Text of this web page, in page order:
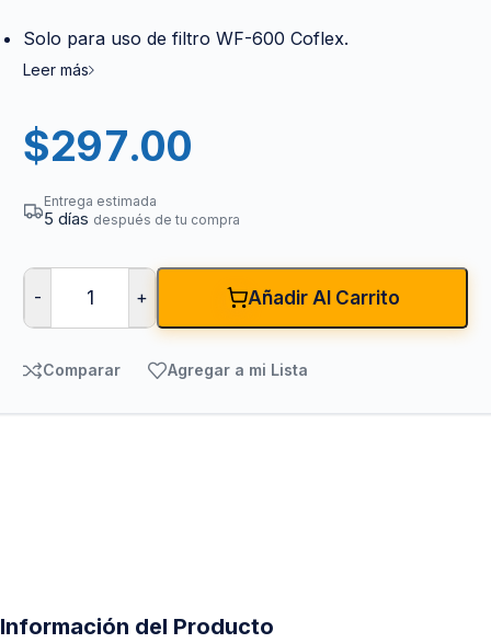
Solo para uso de filtro WF-600 Coflex.
Leer más
$297.00
Entrega estimada
5 días después de tu compra
- + Añadir Al Carrito
Comparar Agregar a mi Lista
Información del Producto